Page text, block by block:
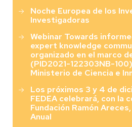
Noche Europea de los
Investigadoras
Webinar Towards
expert knowledge
organizado en el marco
(PID2021-122303NB-
Ministerio de Ciencia e
Los próximos 3 y 4 de
FEDEA celebrará, con la
Fundación Ramón
Anual